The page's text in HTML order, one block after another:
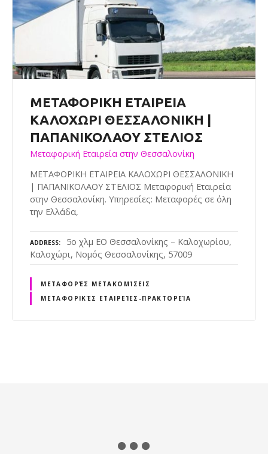
ΜΕΤΑΦΟΡΙΚΗ ΕΤΑΙΡΕΙΑ
ΚΑΛΟΧΩΡΙ ΘΕΣΣΑΛΟΝΙΚΗ |
ΠΑΠΑΝΙΚΟΛΑΟΥ ΣΤΕΛΙΟΣ
Μεταφορική Εταιρεία στην Θεσσαλονίκη
ΜΕΤΑΦΟΡΙΚΗ ΕΤΑΙΡΕΙΑ ΚΑΛΟΧΩΡΙ ΘΕΣΣΑΛΟΝΙΚΗ
| ΠΑΠΑΝΙΚΟΛΑΟΥ ΣΤΕΛΙΟΣ Μεταφορική Εταιρεία
στην Θεσσαλονίκη. Υπηρεσίες: Μεταφορές σε όλη
την Ελλάδα,
ADDRESS
5ο χλμ ΕΟ Θεσσαλονίκης – Καλοχωρίου,
Καλοχώρι, Νομός Θεσσαλονίκης, 57009
ΜΕΤΑΦΟΡΈΣ ΜΕΤΑΚΟΜΊΣΕΙΣ
ΜΕΤΑΦΟΡΙΚΈΣ ΕΤΑΙΡΕΊΕΣ-ΠΡΑΚΤΟΡΕΊΑ